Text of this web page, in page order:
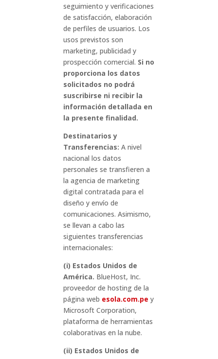
seguimiento y verificaciones
de satisfacción, elaboración
de perfiles de usuarios. Los
usos previstos son
marketing, publicidad y
prospección comercial. Si no
proporciona los datos
solicitados no podrá
suscribirse ni recibir la
información detallada en
la presente finalidad.
Destinatarios y
Transferencias: A nivel
nacional los datos
personales se transfieren a
la agencia de marketing
digital contratada para el
diseño y envío de
comunicaciones. Asimismo,
se llevan a cabo las
siguientes transferencias
internacionales:
(i) Estados Unidos de
América. BlueHost, Inc.
proveedor de hosting de la
página web esola.com.pe y
Microsoft Corporation,
plataforma de herramientas
colaborativas en la nube.
(ii) Estados Unidos de